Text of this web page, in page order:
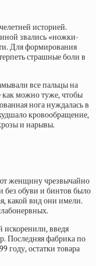
историей.
звались «ножки-
Для формирования
страшные боли в
все пальцы на
как можно туже, чтобы
нога нуждалась в
кровообращение,
и нарывы.
женщину чрезвычайно
без обуви и бинтов было
какой вид они имели.
введя
Последняя фабрика по
году, остатки товара